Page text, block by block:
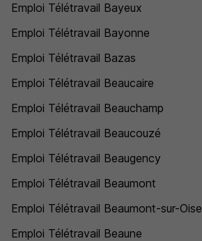
Emploi Télétravail Bayeux
Emploi Télétravail Bayonne
Emploi Télétravail Bazas
Emploi Télétravail Beaucaire
Emploi Télétravail Beauchamp
Emploi Télétravail Beaucouzé
Emploi Télétravail Beaugency
Emploi Télétravail Beaumont
Emploi Télétravail Beaumont-sur-Oise
Emploi Télétravail Beaune